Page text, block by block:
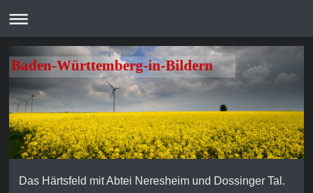
Baden-Württemberg-in-Bildern
Das Härtsfeld mit Abtei Neresheim und Dossinger Tal.